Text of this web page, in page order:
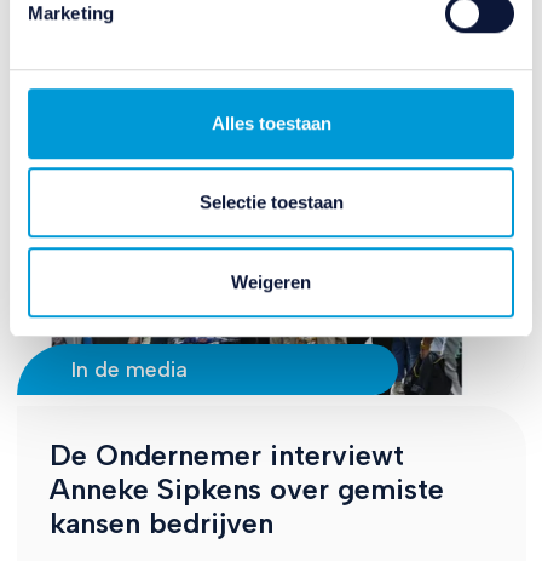
op het blauwe icoontje linksonder.
cookiebeleid.
Marketing
Alles toestaan
Selectie toestaan
Weigeren
In de media
De Ondernemer interviewt
Anneke Sipkens over gemiste
kansen bedrijven